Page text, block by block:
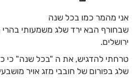
אני מהמר כמו בכל שנה
שבחורף הבא ירד שלג משמעותי בהרי
ירושלים.
טרחתי להדגיש, את ה "בכל שנה" כי
שלג בפורום של חובבי מזג אויר